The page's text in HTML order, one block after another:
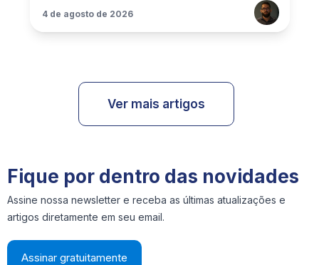
4 de agosto de 2026
Ver mais artigos
Fique por dentro das novidades
Assine nossa newsletter e receba as últimas atualizações e
artigos diretamente em seu email.
Assinar gratuitamente